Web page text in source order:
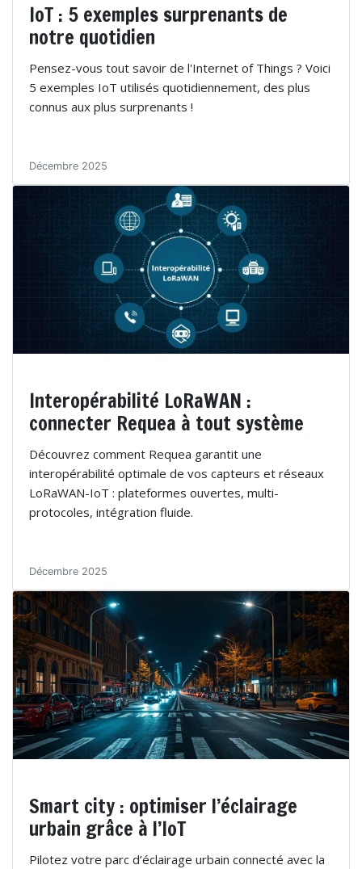
IoT : 5 exemples surprenants de
notre quotidien
Pensez-vous tout savoir de l'Internet of Things ? Voici
5 exemples IoT utilisés quotidiennement, des plus
connus aux plus surprenants !
Décembre 2025
Interopérabilité LoRaWAN :
connecter Requea à tout système
Découvrez comment Requea garantit une
interopérabilité optimale de vos capteurs et réseaux
LoRaWAN-IoT : plateformes ouvertes, multi-
protocoles, intégration fluide.
Décembre 2025
Smart city : optimiser l’éclairage
urbain grâce à l’IoT
Pilotez votre parc d’éclairage urbain connecté avec la